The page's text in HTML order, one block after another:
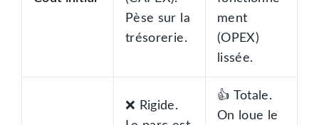
Pèse sur la
trésorerie.
ment
(OPEX)
lissée.
❌ Rigide.
👍 Totale.
On loue le